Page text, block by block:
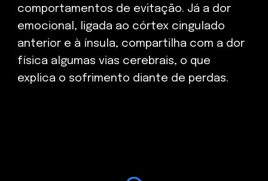
comportamentos de evitação. Já a dor
emocional, ligada ao córtex cingulado
anterior e à ínsula, compartilha com a dor
física algumas vias cerebrais, o que
explica o sofrimento diante de perdas.